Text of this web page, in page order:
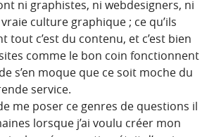
ni graphistes, ni webdesigners, ni
culture graphique ; ce qu’ils
tout c’est du contenu, et c’est bien
comme le bon coin fonctionnent
s’en moque que ce soit moche du
service.
de me poser ce genres de questions il
lorsque j’ai voulu créer mon